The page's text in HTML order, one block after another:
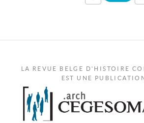
LA REVUE BELGE D'HISTOIRE
EST UNE